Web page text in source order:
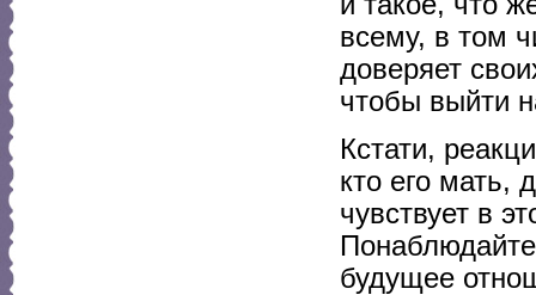
всему, в том
доверяет
чтобы выйти
Кстати,
кто его мать,
чувствует в
будущее